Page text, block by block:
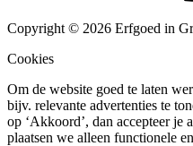
Copyright © 2026 Erfgoed in
Cookies
Om de website goed te laten
bijv. relevante advertenties te
op ‘Akkoord’, dan accepteer je
plaatsen we alleen functionele